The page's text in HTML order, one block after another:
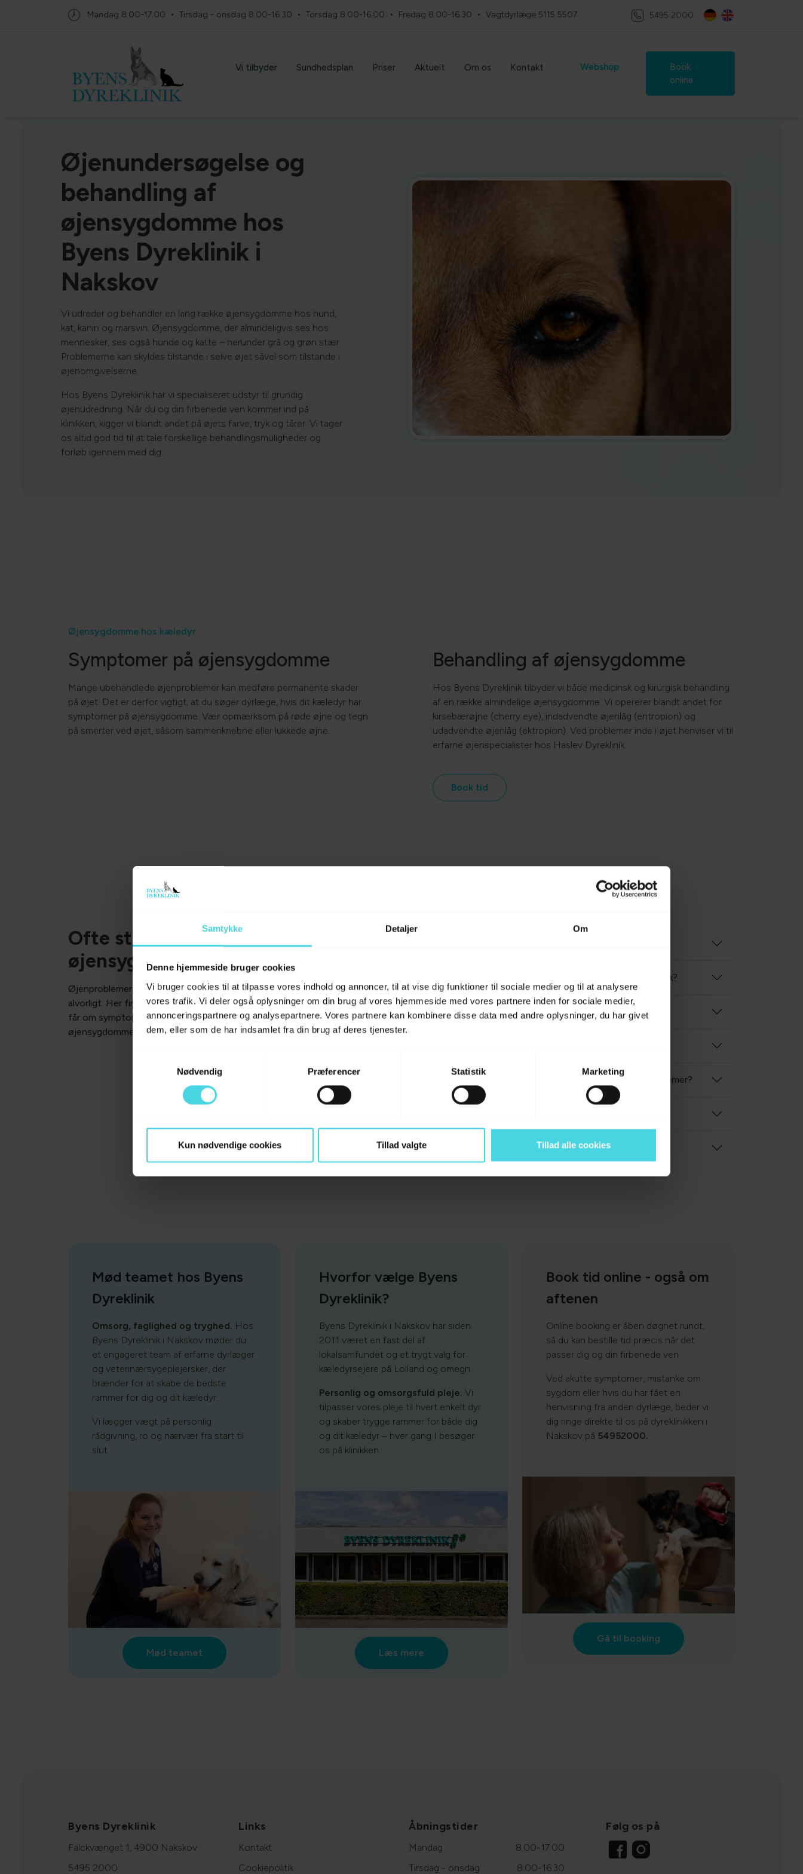
Samtykke Detaljer Om
Denne hjemmeside bruger cookies
Vi bruger cookies til at tilpasse vores indhold og annoncer, til at vise dig funktioner til sociale medier og til at analysere
vores trafik. Vi deler også oplysninger om din brug af vores hjemmeside med vores partnere inden for sociale medier,
annonceringspartnere og analysepartnere. Vores partnere kan kombinere disse data med andre oplysninger, du har givet
dem, eller som de har indsamlet fra din brug af deres tjenester.
Nødvendig
Præferencer Statistik Marketing
Kun nødvendige cookies Tillad valgte Tillad alle cookies
Mandag 8.00-17.00 Tirsdag - onsdag 8.00-16.30 Torsdag 8.00-16.00 Fredag 8.00-16.30 Vagtdyrlæge 5115 5507 5495 2000
Vi tilbyder Sundhedsplan Priser Aktuelt Om os Kontakt Webshop
Book
online
Øjenundersøgelse og
behandling af
øjensygdomme hos
Byens Dyreklinik i
Nakskov
Vi udreder og behandler en lang række øjensygdomme hos hund,
kat, kanin og marsvin. Øjensygdomme, der almindeligvis ses hos
mennesker, ses også hunde og katte – herunder grå og grøn stær.
Problemerne kan skyldes tilstande i selve øjet såvel som tilstande i
øjenomgivelserne.
Hos Byens Dyreklinik har vi specialiseret udstyr til grundig
øjenudredning. Når du og din firbenede ven kommer ind på
klinikken, kigger vi blandt andet på øjets farve, tryk og tårer. Vi tager
os altid god tid til at tale forskellige behandlingsmuligheder og
forløb igennem med dig.
Øjensygdomme hos kæledyr
Symptomer på øjensygdomme
Mange ubehandlede øjenproblemer kan medføre permanente skader
på øjet. Det er derfor vigtigt, at du søger dyrlæge, hvis dit kæledyr har
symptomer på øjensygdomme. Vær opmærksom på røde øjne og tegn
på smerter ved øjet, såsom sammenknebne eller lukkede øjne.
Behandling af øjensygdomme
Hos Byens Dyreklinik tilbyder vi både medicinsk og kirurgisk behandling
af en række almindelige øjensygdomme. Vi opererer blandt andet for
kirsebærøjne (cherry eye), indadvendte øjenlåg (entropion) og
udadvendte øjenlåg (ektropion). Ved problemer inde i øjet henviser vi til
erfarne øjenspecialister hos Haslev Dyreklinik.
Book tid
Ofte stillede spørgsmål om
øjensygdomme
Øjenproblemer kan opstå pludseligt og bør altid tages
alvorligt. Her finder du svar på nogle af de spørgsmål, vi oftest
får om symptomer, udredning og behandling af
øjensygdomme hos kæledyr på Lolland.
Hvordan foregår en øjenundersøgelse hos Byens Dyreklinik?
Hvilke øjensygdomme ser I oftest hos dyr?
Hvornår bør jeg søge dyrlæge ved mistanke om øjenproblemer?
Hvordan bestiller jeg tid?
Mød teamet hos Byens
Dyreklinik
Omsorg, faglighed og tryghed. Hos
Byens Dyreklinik i Nakskov møder du
et engageret team af erfarne dyrlæger
og veterinærsygeplejersker, der
brænder for at skabe de bedste
rammer for dig og dit kæledyr.
Vi lægger vægt på personlig
rådgivning, ro og nærvær fra start til
slut.
Mød teamet
Hvorfor vælge Byens
Dyreklinik?
Byens Dyreklinik i Nakskov har siden
2011 været en fast del af
lokalsamfundet og et trygt valg for
kæledyrsejere på Lolland og omegn.
Personlig og omsorgsfuld pleje. Vi
tilpasser vores pleje til hvert enkelt dyr
og skaber trygge rammer for både dig
og dit kæledyr – hver gang I besøger
os på klinikken.
Læs mere
Book tid online - også om
aftenen
Online booking er åben døgnet rundt,
så du kan bestille tid præcis når det
passer dig og din firbenede ven.
Ved akutte symptomer, mistanke om
sygdom eller hvis du har fået en
henvisning fra anden dyrlæge, beder vi
dig ringe direkte til os på dyreklinikken i
Nakskov på 54952000.
Gå til booking
Byens Dyreklinik
Falckvænget 1, 4900 Nakskov
5495 2000
Links
Kontakt
Cookiepolitik
Åbningstider
Mandag
8.00-17.00
Tirsdag - onsdag
8.00-16.30
Følg os på